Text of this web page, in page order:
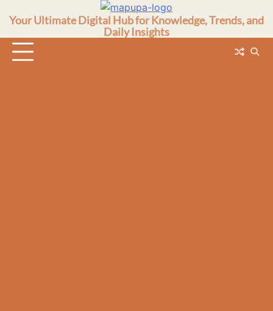
content
Your Ultimate Digital Hub for Knowledge, Trends, and
Daily Insights